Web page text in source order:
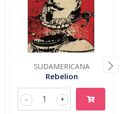
SUDAMERICANA
Rebelion
+
-